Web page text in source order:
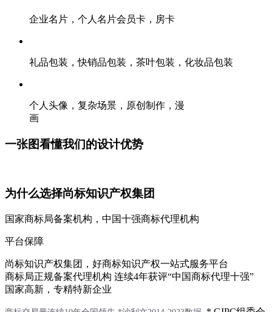
企业名片，个人名片会员卡，房卡
礼品包装，快销品包装，茶叶包装，化妆品包装
个人头像，复杂场景，原创制作，漫
画
一张图看懂我们的设计优势
为什么选择尚标知识产权集团
国家商标局备案机构，中国十强商标代理机构
平台保障
尚标知识产权集团，好商标知识产权一站式服务平台
商标局正规备案代理机构 连续4年获评“中国商标代理十强”
国家高新，专精特新企业